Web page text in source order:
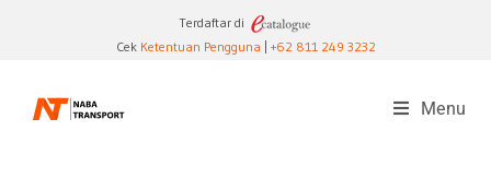
Terdaftar di
CekKetentuan Pengguna +62 811 249 3232
Menu